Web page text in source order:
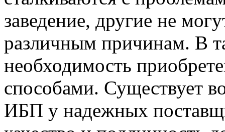
заведение, другие не
различным причинам. В
необходимость
способами. Существует
ИБП у надежных